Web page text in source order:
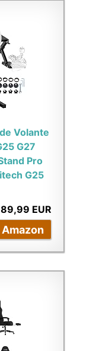
Volante
G27
Pro
G25
89,99 EUR